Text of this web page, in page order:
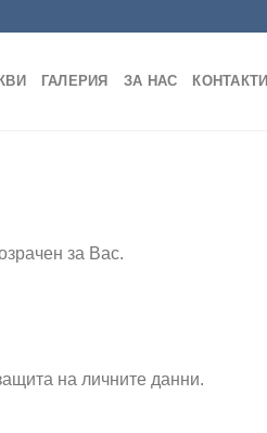
ГАЛЕРИЯ ЗА НАС КОНТАКТИ
за Вас.
на личните данни.